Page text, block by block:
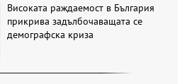
Високата раждаемост в България
прикрива задълбочаващата се
демографска криза